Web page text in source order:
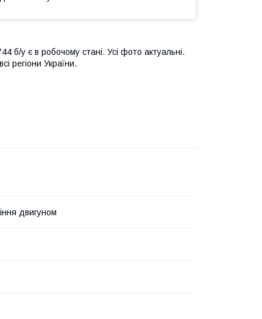
б/у є в робочому стані. Усі фото актуальні.
регіони України.
двигуном